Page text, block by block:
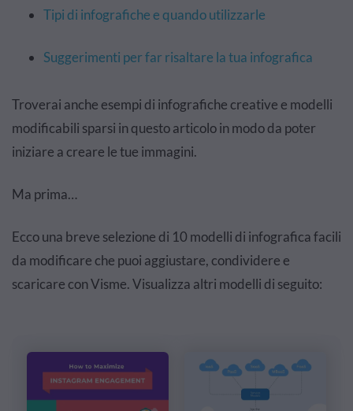
Tipi di infografiche e quando utilizzarle
Suggerimenti per far risaltare la tua infografica
Troverai anche esempi di infografiche creative e modelli
modificabili sparsi in questo articolo in modo da poter
iniziare a creare le tue immagini.
Ma prima…
Ecco una breve selezione di 10 modelli di infografica facili
da modificare che puoi aggiustare, condividere e
scaricare con Visme. Visualizza altri modelli di seguito: